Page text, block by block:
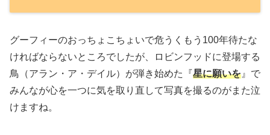
グーフィーのおっちょこちょいで危うくもう100年待たな
ければならないところでしたが、ロビンフッドに登場する
鳥（アラン・ア・デイル）が弾き始めた『星に願いを 』で
みんなが心を一つに気を取り直して写真を撮るのがまた泣
けますね。